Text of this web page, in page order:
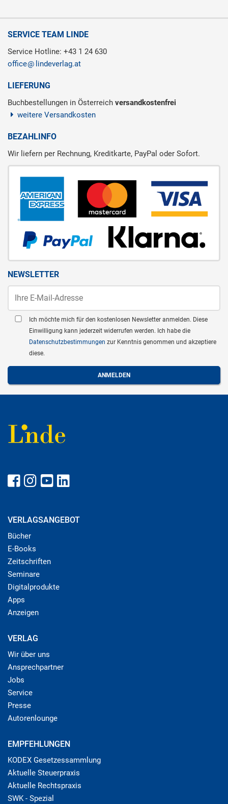
SERVICE TEAM LINDE
Service Hotline: +43 1 24 630
office
lindeverlag.at
LIEFERUNG
Buchbestellungen in Österreich versandkostenfrei
weitere Versandkosten
BEZAHLINFO
Wir liefern per Rechnung, Kreditkarte, PayPal oder Sofort.
NEWSLETTER
Ich möchte mich für den kostenlosen Newsletter anmelden. Diese
Einwilligung kann jederzeit widerrufen werden. Ich habe die
Datenschutzbestimmungen zur Kenntnis genommen und akzeptiere
diese.
VERLAGSANGEBOT
Bücher
E-Books
Zeitschriften
Seminare
Digitalprodukte
Apps
Anzeigen
VERLAG
Wir über uns
Ansprechpartner
Jobs
Service
Presse
Autorenlounge
EMPFEHLUNGEN
KODEX Gesetzessammlung
Aktuelle Steuerpraxis
Aktuelle Rechtspraxis
SWK - Spezial